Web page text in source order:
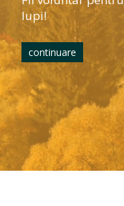
lupi!
continuare